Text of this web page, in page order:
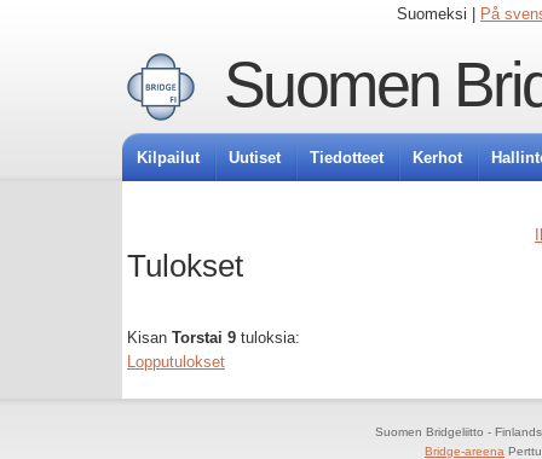
Suomeksi | På
Suomen
Kilpailut Uutiset Tiedotteet Kerhot
Tulokset
Kisan Torstai 9 tuloksia:
Lopputulokset
Suomen Bridgeliitto -
Bridge-areena